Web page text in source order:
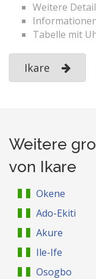
Weitere
Tabelle mit
Ikare
Weitere
von Ikare
Okene
Ado-Ekiti
Akure
Ile-Ife
Osogbo